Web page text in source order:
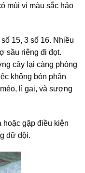
mùi vị màu sắc hảo
15, 3 số 16. Nhiều
sầu riêng đi đọt.
cây lại càng phóng
không bón phân
lì gai, và sượng
hoặc gặp điều kiện
dữ dội.